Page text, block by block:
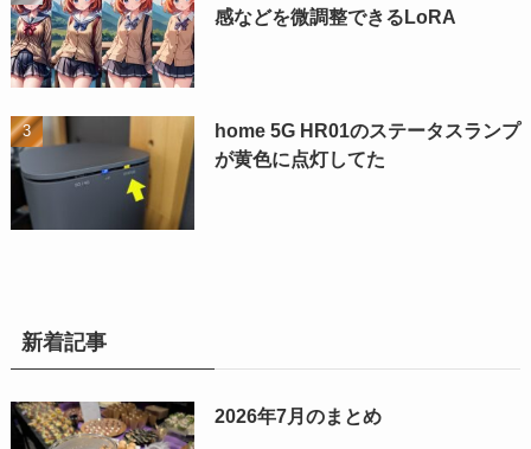
感などを微調整できるLoRA
home 5G HR01のステータスランプ
が黄色に点灯してた
新着記事
2026年7月のまとめ